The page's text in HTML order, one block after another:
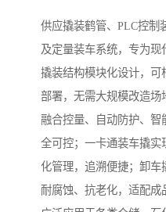
供应撬装鹤管、PLC控制
及定量装车系统，专为现
撬装结构模块化设计，
部署，无需大规模改造场
融合控量、自动防护、
全可控；一卡通装车撬
化管理，追溯便捷；卸
耐腐蚀、抗老化，适配成